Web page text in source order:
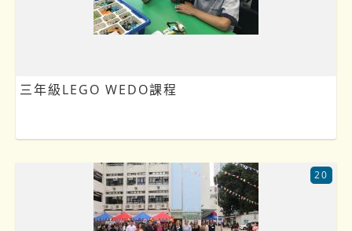
三年級LEGO WEDO課程
20